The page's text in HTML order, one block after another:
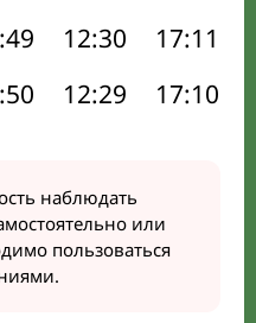
12:30 17:11
12:29 17:10
наблюдать
или
пользоваться